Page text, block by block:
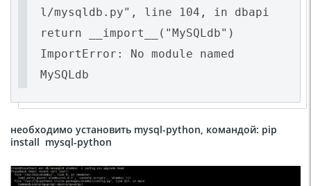
l/mysqldb.py", line 104, in dbapi
return __import__("MySQLdb")
ImportError: No module named
MySQLdb
необходимо установить mysql-python, командой: pip
install mysql-python